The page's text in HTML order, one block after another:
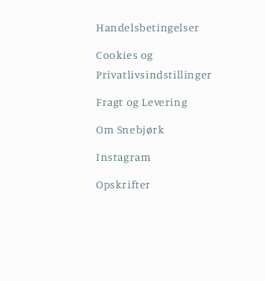
Handelsbetingelser
Cookies og
Privatlivsindstillinger
Fragt og Levering
Om Snebjørk
Instagram
Opskrifter